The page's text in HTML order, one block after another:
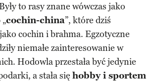
to rasy znane wówczas jako
cochin-china”, które dziś
cochin i brahma. Egzotyczne
niemałe zainteresowanie w
Hodowla przestała być jedynie
a stała się hobby i sportem